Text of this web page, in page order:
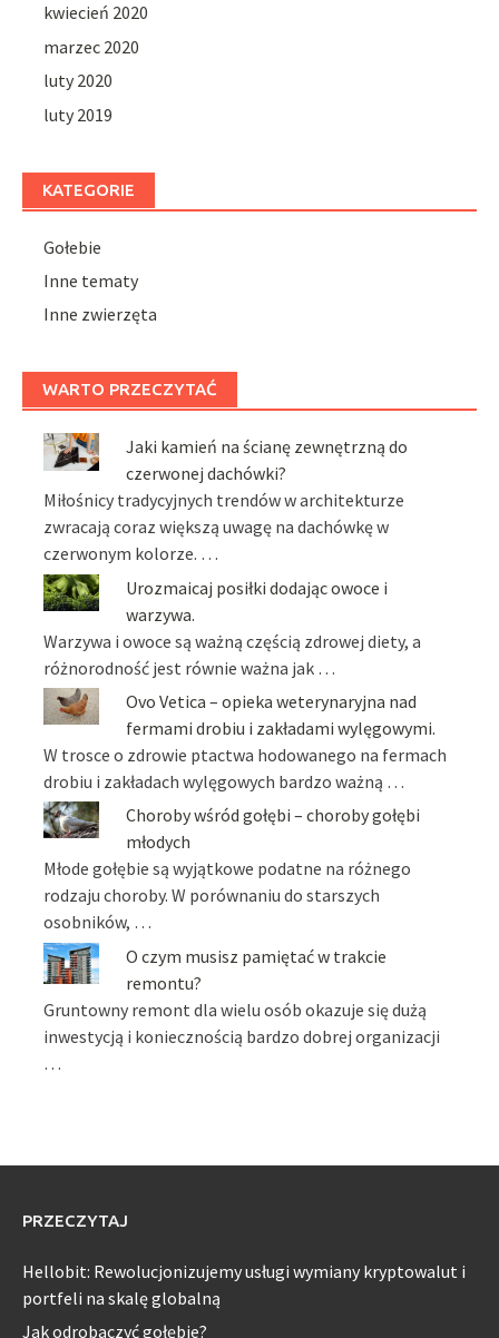
kwiecień 2020
marzec 2020
luty 2020
luty 2019
KATEGORIE
Gołebie
Inne tematy
Inne zwierzęta
WARTO PRZECZYTAĆ
Jaki kamień na ścianę zewnętrzną do
czerwonej dachówki?
Miłośnicy tradycyjnych trendów w architekturze
zwracają coraz większą uwagę na dachówkę w
czerwonym kolorze. …
Urozmaicaj posiłki dodając owoce i
warzywa.
Warzywa i owoce są ważną częścią zdrowej diety, a
różnorodność jest równie ważna jak …
Ovo Vetica – opieka weterynaryjna nad
fermami drobiu i zakładami wylęgowymi.
W trosce o zdrowie ptactwa hodowanego na fermach
drobiu i zakładach wylęgowych bardzo ważną …
Choroby wśród gołębi – choroby gołębi
młodych
Młode gołębie są wyjątkowe podatne na różnego
rodzaju choroby. W porównaniu do starszych
osobników, …
O czym musisz pamiętać w trakcie
remontu?
Gruntowny remont dla wielu osób okazuje się dużą
inwestycją i koniecznością bardzo dobrej organizacji
…
PRZECZYTAJ
Hellobit: Rewolucjonizujemy usługi wymiany kryptowalut i
portfeli na skalę globalną
Jak odrobaczyć gołębie?